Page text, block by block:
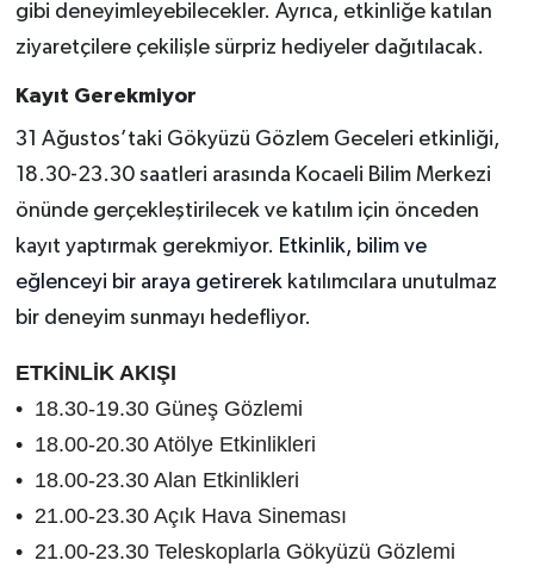
gibi deneyimleyebilecekler. Ayrıca, etkinliğe katılan
ziyaretçilere çekilişle sürpriz hediyeler dağıtılacak.
Kayıt Gerekmiyor
31 Ağustos’taki Gökyüzü Gözlem Geceleri etkinliği,
18.30-23.30 saatleri arasında Kocaeli Bilim Merkezi
önünde gerçekleştirilecek ve katılım için önceden
kayıt yaptırmak gerekmiyor. Etkinlik, bilim ve
eğlenceyi bir araya getirerekkatılımcılara unutulmaz
bir deneyim sunmayı hedefliyor.
ETKİNLİK AKIŞI
• 18.30-19.30 Güneş Gözlemi
• 18.00-20.30 Atölye Etkinlikleri
• 18.00-23.30 Alan Etkinlikleri
• 21.00-23.30 Açık Hava Sineması
• 21.00-23.30 Teleskoplarla Gökyüzü Gözlemi